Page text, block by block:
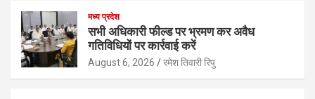
p
k
मध्य प्रदेश
सभी अधिकारी फील्ड पर भ्रमण कर अवैध
गतिविधियों पर कार्रवाई करें
August 6, 2026 रमेश तिवारी रिपु